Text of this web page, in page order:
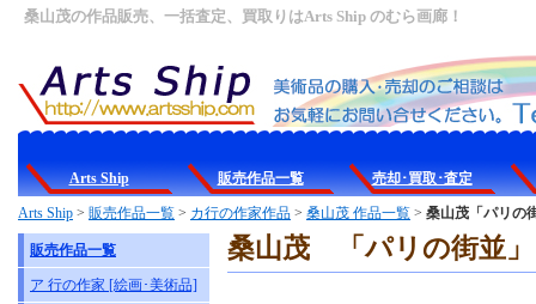
桑山茂の作品販売、一括査定、買取りはArts Ship のむら画廊！
Arts Ship 販売作品一覧 売却･買取･査定
Arts Ship > 販売作品一覧 > カ行の作家作品 > 桑山茂 作品一覧 > 桑山茂「パリの
桑山茂 「パリの街並
販売作品一覧
ア 行の作家 [絵画･美術品]